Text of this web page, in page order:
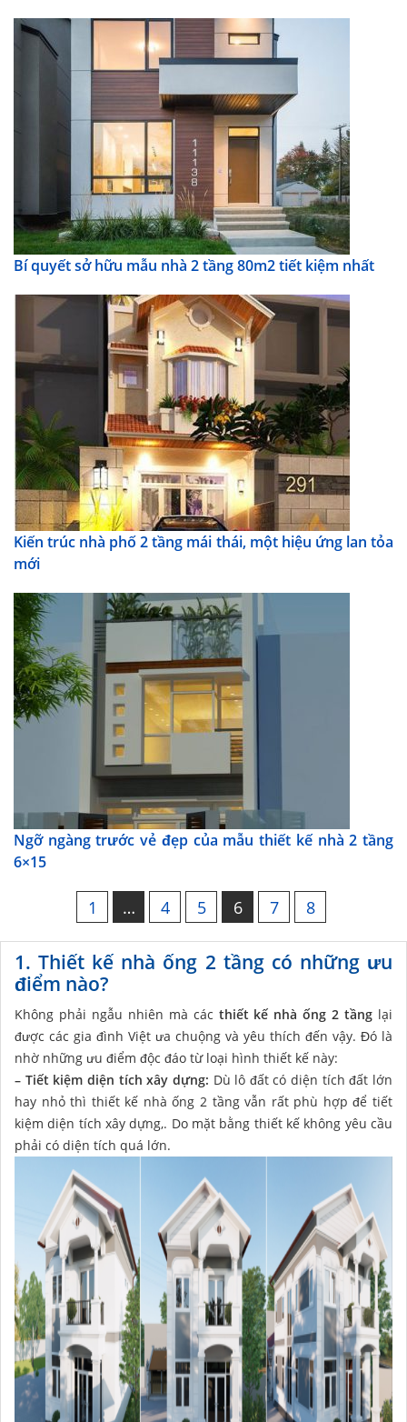
Bí quyết sở hữu mẫu nhà 2 tầng 80m2 tiết kiệm nhất
Kiến trúc nhà phố 2 tầng mái thái, một hiệu ứng lan tỏa
mới
Ngỡ ngàng trước vẻ đẹp của mẫu thiết kế nhà 2 tầng
6×15
1 … 4 5 6 7 8
1. Thiết kế nhà ống 2 tầng có những ưu
điểm nào?
Không phải ngẫu nhiên mà các thiết kế nhà ống 2 tầng lại
được các gia đình Việt ưa chuộng và yêu thích đến vậy. Đó là
nhờ những ưu điểm độc đáo từ loại hình thiết kế này:
– Tiết kiệm diện tích xây dựng: Dù lô đất có diện tích đất lớn
hay nhỏ thì thiết kế nhà ống 2 tầng vẫn rất phù hợp để tiết
kiệm diện tích xây dựng,. Do mặt bằng thiết kế không yêu cầu
phải có diện tích quá lớn.